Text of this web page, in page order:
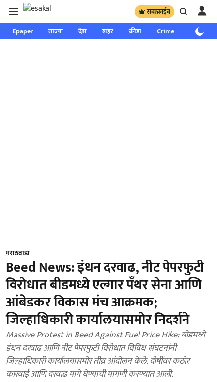
सबस्क्राईब
Epaper ताज्या देश शहर क्रीडा Crime साप्ताहिक
मराठवाडा
Beed News: इंधन दरवाढ, नीट पेपरफुटी
विरोधात बीडमध्ये एल्गार पँथर सेना आणि
आंबेडकर विकास मंच आक्रमक;
जिल्हाधिकारी कार्यालयासमोर निदर्शने
Massive Protest in Beed Against Fuel Price Hike: बीडमध्ये
इंधन दरवाढ आणि नीट पेपरफुटी विरोधात विविध संघटनांनी
जिल्हाधिकारी कार्यालयासमोर तीव्र आंदोलन केले. दोषींवर कठोर
कारवाई आणि दरवाढ मागे घेण्याची मागणी करण्यात आली.